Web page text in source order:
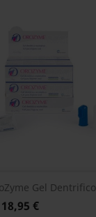
Gel Dentrifico
18,95 €
rápida